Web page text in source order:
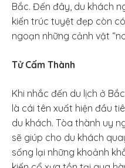
Bắc. Đến đây, du khách
kiến trúc tuyệt đẹp còn
ngoạn những cảnh vật
Tử Cấm Thành
Khi nhắc đến du lịch ở
là cái tên xuất hiện đầu
du khách. Tòa thành uy
sẽ giúp cho du khách
sống lại những khoảnh